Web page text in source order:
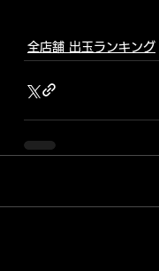
全店舗 出玉ランキング